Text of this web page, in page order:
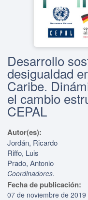
Desarrollo
desigualdad
Caribe.
el cambio
CEPAL
Autor(es):
Jordán, Ricardo
Riffo, Luis
Prado, Antonio
Coordinadores.
Fecha de publicación:
07 de noviembre de 2019